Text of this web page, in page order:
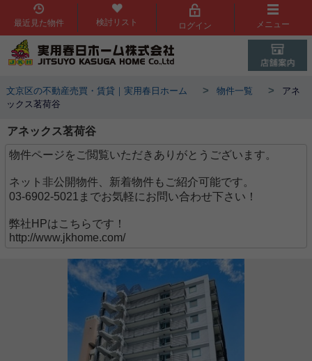
最近見た物件 検討リスト ログイン メニュー
文京区の不動産売買・賃貸｜実用春日ホーム > 物件一覧 >
アネ
ックス茗荷谷
アネックス茗荷谷
物件ページをご閲覧いただきありがとうございます。
ネット非公開物件、新着物件もご紹介可能です。
03-6902-5021までお気軽にお問い合わせ下さい！
弊社HPはこちらです！
http://www.jkhome.com/